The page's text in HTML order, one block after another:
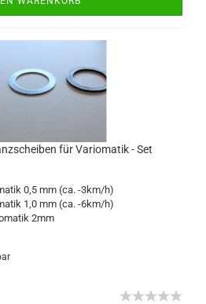
für Variomatik - Set
0,5 mm (ca. -3km/h)
1,0 mm (ca. -6km/h)
2mm